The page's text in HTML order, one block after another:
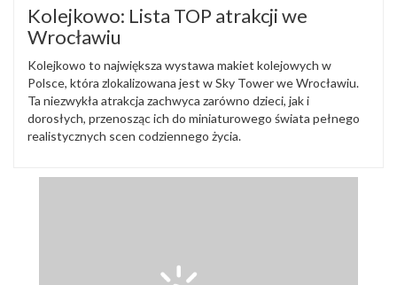
Kolejkowo: Lista TOP atrakcji we
Wrocławiu
Kolejkowo to największa wystawa makiet kolejowych w
Polsce, która zlokalizowana jest w Sky Tower we Wrocławiu.
Ta niezwykła atrakcja zachwyca zarówno dzieci, jak i
dorosłych, przenosząc ich do miniaturowego świata pełnego
realistycznych scen codziennego życia.